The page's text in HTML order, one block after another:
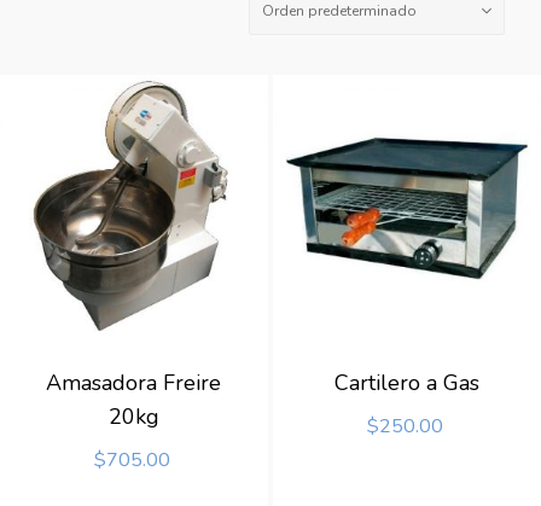
Amasadora Freire
20kg
$705.00
Cartilero a Gas
$250.00